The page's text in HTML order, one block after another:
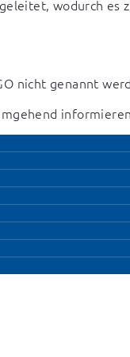
wodurch es
nicht genannt